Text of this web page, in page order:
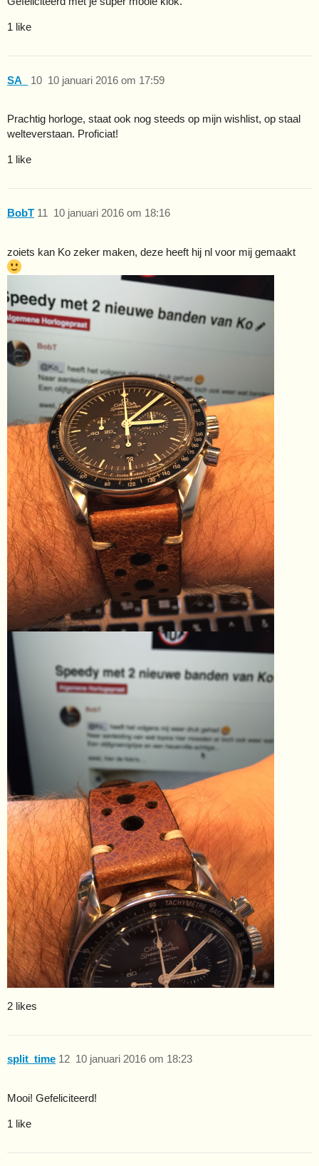
1 like
SA_ 10 januari 2016 om 17:59
10
Prachtig horloge, staat ook nog steeds op mijn wishlist, op staal
welteverstaan. Proficiat!
1 like
BobT 10 januari 2016 om 18:16
11
zoiets kan Ko zeker maken, deze heeft hij nl voor mij gemaakt
2 likes
split_time 10 januari 2016 om 18:23
12
Mooi! Gefeliciteerd!
1 like